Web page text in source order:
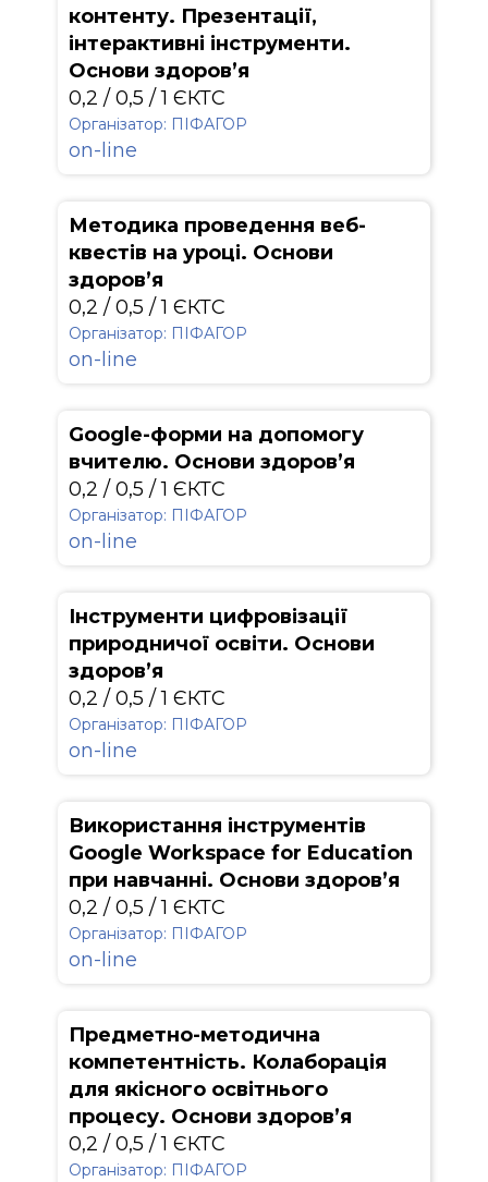
контенту. Презентації,
інтерактивні інструменти.
Основи здоров’я
0,2 / 0,5 / 1 ЄКТС
Організатор: ПІФАГОР
on-line
Методика проведення веб-
квестів на уроці. Основи
здоров’я
0,2 / 0,5 / 1 ЄКТС
Організатор: ПІФАГОР
on-line
Google-форми на допомогу
вчителю. Основи здоров’я
0,2 / 0,5 / 1 ЄКТС
Організатор: ПІФАГОР
on-line
Інструменти цифровізації
природничої освіти. Основи
здоров’я
0,2 / 0,5 / 1 ЄКТС
Організатор: ПІФАГОР
on-line
Використання інструментів
Google Workspace for Education
при навчанні. Основи здоров’я
0,2 / 0,5 / 1 ЄКТС
Організатор: ПІФАГОР
on-line
Предметно-методична
компетентність. Колаборація
для якісного освітнього
процесу. Основи здоров’я
0,2 / 0,5 / 1 ЄКТС
Організатор: ПІФАГОР